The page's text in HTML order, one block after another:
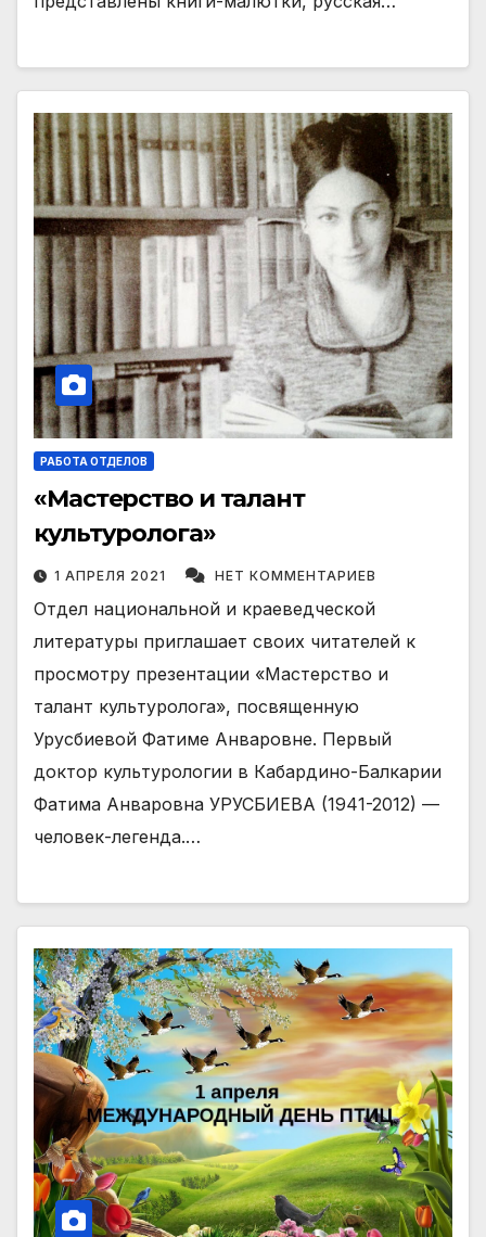
РАБОТА ОТДЕЛОВ
«Мастерство и талант
культуролога»
1 АПРЕЛЯ 2021 НЕТ КОММЕНТАРИЕВ
Отдел национальной и краеведческой
литературы приглашает своих читателей к
просмотру презентации «Мастерство и
талант культуролога», посвященную
Урусбиевой Фатиме Анваровне. Первый
доктор культурологии в Кабардино-Балкарии
Фатима Анваровна УРУСБИЕВА (1941-2012) —
человек-легенда.…